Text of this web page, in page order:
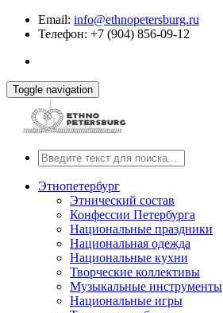
Email: info@ethnopetersburg.ru
Телефон: +7 (904) 856-09-12
Toggle navigation
Этнопетербург
Этнический состав
Конфессии Петербурга
Национальные праздники
Национальная одежда
Национальные кухни
Творческие коллективы
Музыкальные инструменты
Национальные игры